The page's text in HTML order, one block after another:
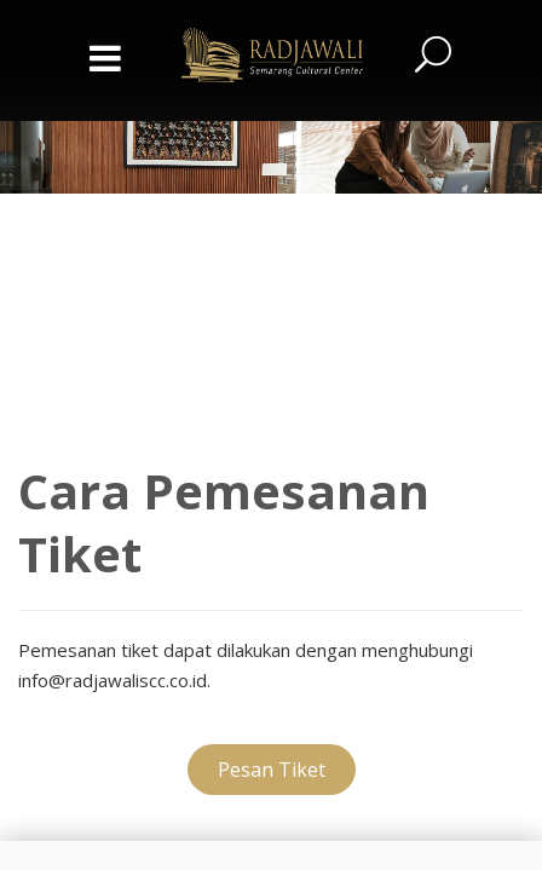
Cara Pemesanan
Tiket
Pemesanan tiket dapat dilakukan dengan menghubungi
info@radjawaliscc.co.id.
Pesan Tiket